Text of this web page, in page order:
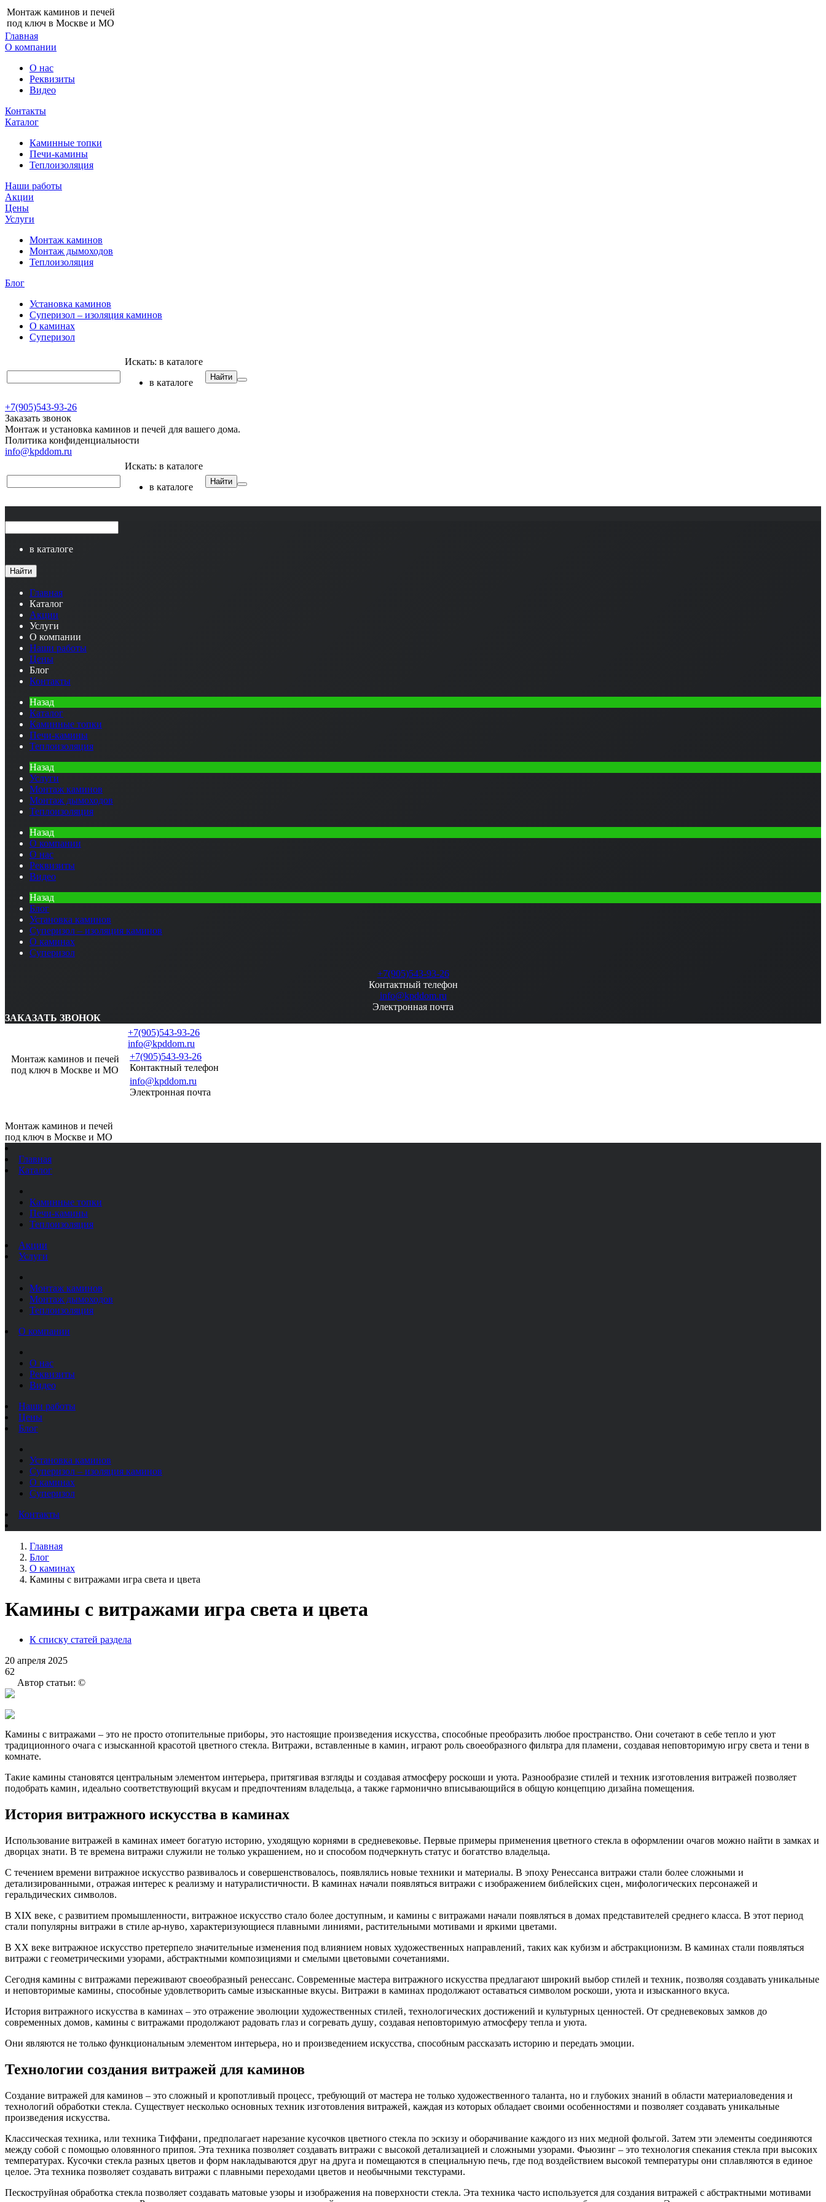
Монтаж каминов и печей
под ключ в Москве и МО
Главная
О компании
О нас
Реквизиты
Видео
Контакты
Каталог
Каминные топки
Печи-камины
Теплоизоляция
Наши работы
Акции
Цены
Услуги
Монтаж каминов
Монтаж дымоходов
Теплоизоляция
Блог
Установка каминов
Суперизол – изоляция каминов
О каминах
Суперизол
Искать: в каталоге
в каталоге
Найти
+7(905)543-93-26
Заказать звонок
Монтаж и установка каминов и печей для вашего дома.
Политика конфиденциальности
info@kpddom.ru
Искать: в каталоге
в каталоге
Найти
в каталоге
Найти
Главная
Каталог
Акции
Услуги
О компании
Наши работы
Цены
Блог
Контакты
Назад
Каталог
Каминные топки
Печи-камины
Теплоизоляция
Назад
Услуги
Монтаж каминов
Монтаж дымоходов
Теплоизоляция
Назад
О компании
О нас
Реквизиты
Видео
Назад
Блог
Установка каминов
Суперизол – изоляция каминов
О каминах
Суперизол
+7(905)543-93-26
Контактный телефон
info@kpddom.ru
Электронная почта
ЗАКАЗАТЬ ЗВОНОК
Монтаж каминов и печей
под ключ в Москве и МО
+7(905)543-93-26
info@kpddom.ru
+7(905)543-93-26
Контактный телефон
info@kpddom.ru
Электронная почта
Монтаж каминов и печей
под ключ в Москве и МО
Главная
Каталог
Каминные топки
Печи-камины
Теплоизоляция
Акции
Услуги
Монтаж каминов
Монтаж дымоходов
Теплоизоляция
О компании
О нас
Реквизиты
Видео
Наши работы
Цены
Блог
Установка каминов
Суперизол – изоляция каминов
О каминах
Суперизол
Контакты
Главная
Блог
О каминах
Камины с витражами игра света и цвета
Камины с витражами игра света и цвета
К списку статей раздела
20 апреля 2025
62
Автор статьи: ©
Камины с витражами – это не просто отопительные приборы‚ это настоящие произведения искусства‚ способные преобразить любое пространство. Они сочетают в себе тепло и уют
традиционного очага с изысканной красотой цветного стекла. Витражи‚ вставленные в камин‚ играют роль своеобразного фильтра для пламени‚ создавая неповторимую игру света и тени в
комнате.
Такие камины становятся центральным элементом интерьера‚ притягивая взгляды и создавая атмосферу роскоши и уюта. Разнообразие стилей и техник изготовления витражей позволяет
подобрать камин‚ идеально соответствующий вкусам и предпочтениям владельца‚ а также гармонично вписывающийся в общую концепцию дизайна помещения.
История витражного искусства в каминах
Использование витражей в каминах имеет богатую историю‚ уходящую корнями в средневековье. Первые примеры применения цветного стекла в оформлении очагов можно найти в замках и
дворцах знати. В те времена витражи служили не только украшением‚ но и способом подчеркнуть статус и богатство владельца.
С течением времени витражное искусство развивалось и совершенствовалось‚ появлялись новые техники и материалы. В эпоху Ренессанса витражи стали более сложными и
детализированными‚ отражая интерес к реализму и натуралистичности. В каминах начали появляться витражи с изображением библейских сцен‚ мифологических персонажей и
геральдических символов.
В XIX веке‚ с развитием промышленности‚ витражное искусство стало более доступным‚ и камины с витражами начали появляться в домах представителей среднего класса. В этот период
стали популярны витражи в стиле ар-нуво‚ характеризующиеся плавными линиями‚ растительными мотивами и яркими цветами.
В XX веке витражное искусство претерпело значительные изменения под влиянием новых художественных направлений‚ таких как кубизм и абстракционизм. В каминах стали появляться
витражи с геометрическими узорами‚ абстрактными композициями и смелыми цветовыми сочетаниями.
Сегодня камины с витражами переживают своеобразный ренессанс. Современные мастера витражного искусства предлагают широкий выбор стилей и техник‚ позволяя создавать уникальные
и неповторимые камины‚ способные удовлетворить самые изысканные вкусы. Витражи в каминах продолжают оставаться символом роскоши‚ уюта и изысканного вкуса.
История витражного искусства в каминах – это отражение эволюции художественных стилей‚ технологических достижений и культурных ценностей. От средневековых замков до
современных домов‚ камины с витражами продолжают радовать глаз и согревать душу‚ создавая неповторимую атмосферу тепла и уюта.
Они являются не только функциональным элементом интерьера‚ но и произведением искусства‚ способным рассказать историю и передать эмоции.
Технологии создания витражей для каминов
Создание витражей для каминов – это сложный и кропотливый процесс‚ требующий от мастера не только художественного таланта‚ но и глубоких знаний в области материаловедения и
технологий обработки стекла. Существует несколько основных техник изготовления витражей‚ каждая из которых обладает своими особенностями и позволяет создавать уникальные
произведения искусства.
Классическая техника‚ или техника Тиффани‚ предполагает нарезание кусочков цветного стекла по эскизу и оборачивание каждого из них медной фольгой. Затем эти элементы соединяются
между собой с помощью оловянного припоя. Эта техника позволяет создавать витражи с высокой детализацией и сложными узорами. Фьюзинг – это технология спекания стекла при высоких
температурах. Кусочки стекла разных цветов и форм накладываются друг на друга и помещаются в специальную печь‚ где под воздействием высокой температуры они сплавляются в единое
целое. Эта техника позволяет создавать витражи с плавными переходами цветов и необычными текстурами.
Пескоструйная обработка стекла позволяет создавать матовые узоры и изображения на поверхности стекла. Эта техника часто используется для создания витражей с абстрактными мотивами